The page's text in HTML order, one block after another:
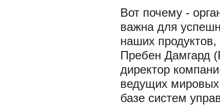
Вот почему -
важна для
наших
Пребен Дамгард
директор
ведущих
базе систем